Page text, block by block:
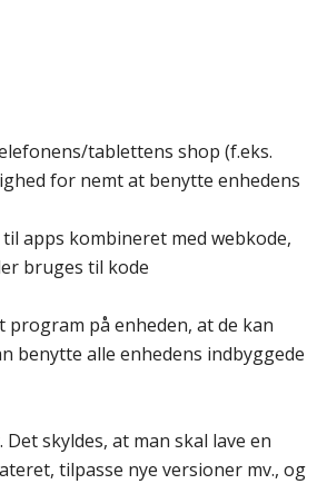
tablettens shop (f.eks.
for nemt at benytte enhedens
apps kombineret med webkode,
bruges til kode
program på enheden, at de kan
benytte alle enhedens indbyggede
skyldes, at man skal lave en
tilpasse nye versioner mv., og